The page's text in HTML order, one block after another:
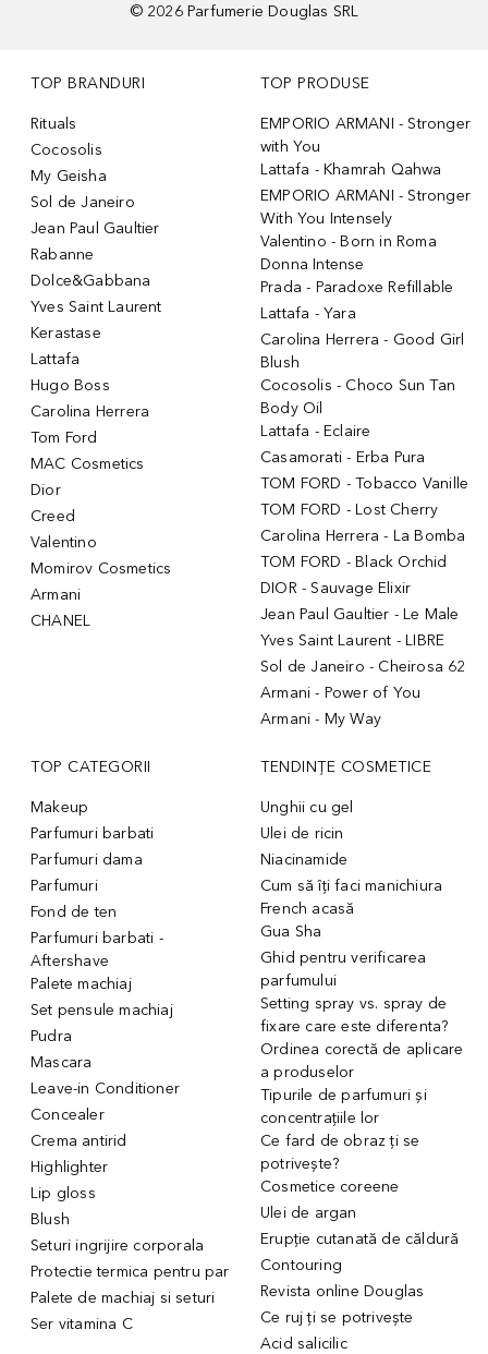
© 2026 Parfumerie Douglas SRL
TOP BRANDURI
Rituals
Cocosolis
My Geisha
Sol de Janeiro
Jean Paul Gaultier
Rabanne
Dolce&Gabbana
Yves Saint Laurent
Kerastase
Lattafa
Hugo Boss
Carolina Herrera
Tom Ford
MAC Cosmetics
Dior
Creed
Valentino
Momirov Cosmetics
Armani
CHANEL
TOP PRODUSE
EMPORIO ARMANI - Stronger
with You
Lattafa - Khamrah Qahwa
EMPORIO ARMANI - Stronger
With You Intensely
Valentino - Born in Roma
Donna Intense
Prada - Paradoxe Refillable
Lattafa - Yara
Carolina Herrera - Good Girl
Blush
Cocosolis - Choco Sun Tan
Body Oil
Lattafa - Eclaire
Casamorati - Erba Pura
TOM FORD - Tobacco Vanille
TOM FORD - Lost Cherry
Carolina Herrera - La Bomba
TOM FORD - Black Orchid
DIOR - Sauvage Elixir
Jean Paul Gaultier - Le Male
Yves Saint Laurent - LIBRE
Sol de Janeiro - Cheirosa 62
Armani - Power of You
Armani - My Way
TOP CATEGORII
Makeup
Parfumuri barbati
Parfumuri dama
Parfumuri
Fond de ten
Parfumuri barbati -
Aftershave
Palete machiaj
Set pensule machiaj
Pudra
Mascara
Leave-in Conditioner
Concealer
Crema antirid
Highlighter
Lip gloss
Blush
Seturi ingrijire corporala
Protectie termica pentru par
Palete de machiaj si seturi
Ser vitamina C
TENDINȚE COSMETICE
Unghii cu gel
Ulei de ricin
Niacinamide
Cum să îți faci manichiura
French acasă
Gua Sha
Ghid pentru verificarea
parfumului
Setting spray vs. spray de
fixare care este diferenta?
Ordinea corectă de aplicare
a produselor
Tipurile de parfumuri și
concentrațiile lor
Ce fard de obraz ți se
potrivește?
Cosmetice coreene
Ulei de argan
Erupție cutanată de căldură
Contouring
Revista online Douglas
Ce ruj ți se potrivește
Acid salicilic